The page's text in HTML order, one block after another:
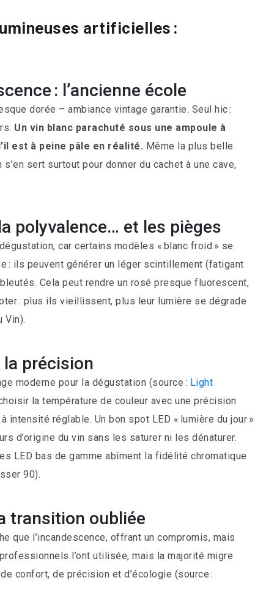
artificielles :
: l’ancienne école
dorée – ambiance vintage garantie. Seul hic :
Un vin blanc parachuté sous une ampoule à
est à peine pâle en réalité. Même la plus belle
sert surtout pour donner du cachet à une cave,
polyvalence… et les pièges
car certains modèles « blanc froid » se
: ils peuvent générer un léger scintillement (fatigant
Cela peut rendre un rosé presque fluorescent,
: plus ils vieillissent, plus leur lumière se dégrade
Vin).
la précision
moderne pour la dégustation (source : Light
la température de couleur avec une précision
réglable. Un bon spot LED « lumière du jour »
d’origine du vin sans les saturer ni les dénaturer.
LED bas de gamme abîment la fidélité chromatique
90).
transition oubliée
que l’incandescence, offrant un compromis, mais
l’ont utilisée, mais la majorité migre
confort, de précision et d’écologie (source :